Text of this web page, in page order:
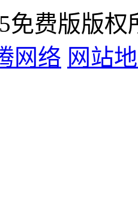
免费版版
网络 网站